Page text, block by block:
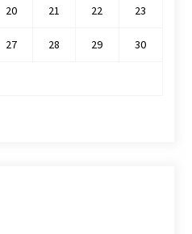
20 21 22 23
27 28 29 30